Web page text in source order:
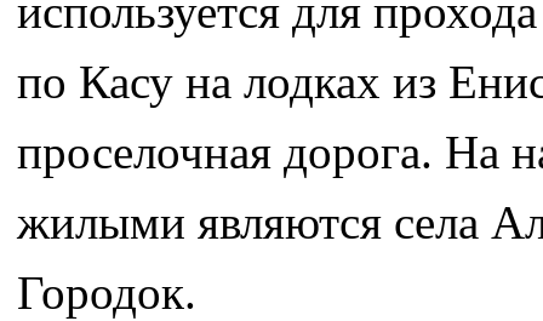
используется для
по Касу на лодках из
проселочная дорога. На
жилыми являются села
Городок.